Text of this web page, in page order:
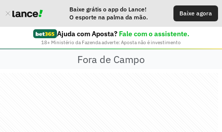
Baixe grátis o app do Lance!
O esporte na palma da mão.
Baixe agora
Ajuda com Aposta? Fale com o assistente.
18+ Ministério da Fazenda adverte: Aposta não é investimento
Fora de Campo